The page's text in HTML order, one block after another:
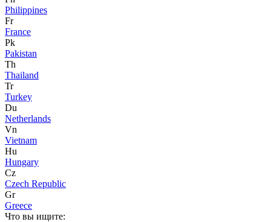
Philippines
Fr
France
Pk
Pakistan
Th
Thailand
Tr
Turkey
Du
Netherlands
Vn
Vietnam
Hu
Hungary
Cz
Czech Republic
Gr
Greece
Что вы ищите: